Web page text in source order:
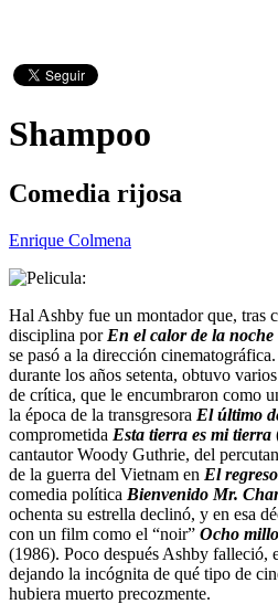
Shampoo
Comedia rijosa
Enrique Colmena
Hal Ashby fue un montador que, tras
disciplina por En el calor de la noche
se pasó a la dirección
durante los años setenta, obtuvo
de crítica, que le encumbraron como
la época de la transgresora El último
comprometida Esta tierra es mi tierra
cantautor Woody Guthrie, del
de la guerra del Vietnam en El regreso
comedia política Bienvenido Mr.
ochenta su estrella declinó, y en esa
con un film como el “noir” Ocho
(1986). Poco después Ashby falleció,
dejando la incógnita de qué tipo de
hubiera muerto precozmente.